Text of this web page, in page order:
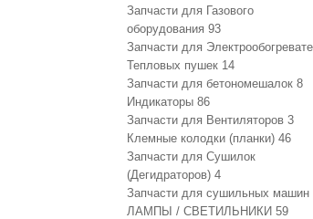
Запчасти для Газового
оборудования 93
Запчасти для
Тепловых пушек 14
Запчасти для бетономешалок 8
Индикаторы 86
Запчасти для Вентиляторов 3
Клемные колодки (планки) 46
Запчасти для Сушилок
(Дегидраторов) 4
Запчасти для сушильных машин
ЛАМПЫ / СВЕТИЛЬНИКИ 59